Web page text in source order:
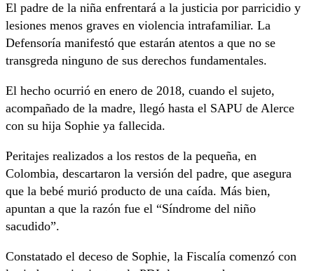
El padre de la niña enfrentará a la justicia por parricidio y
lesiones menos graves en violencia intrafamiliar. La
Defensoría manifestó que estarán atentos a que no se
transgreda ninguno de sus derechos fundamentales.
El hecho ocurrió en enero de 2018, cuando el sujeto,
acompañado de la madre, llegó hasta el SAPU de Alerce
con su hija Sophie ya fallecida.
Peritajes realizados a los restos de la pequeña, en
Colombia, descartaron la versión del padre, que asegura
que la bebé murió producto de una caída. Más bien,
apuntan a que la razón fue el “Síndrome del niño
sacudido”.
Constatado el deceso de Sophie, la Fiscalía comenzó con